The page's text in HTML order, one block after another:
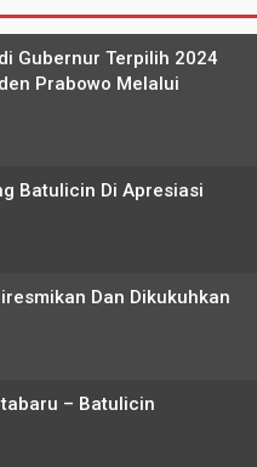
Gubernur Terpilih 2024
Prabowo Melalui
Batulicin Di Apresiasi
Dan Dikukuhkan
– Batulicin